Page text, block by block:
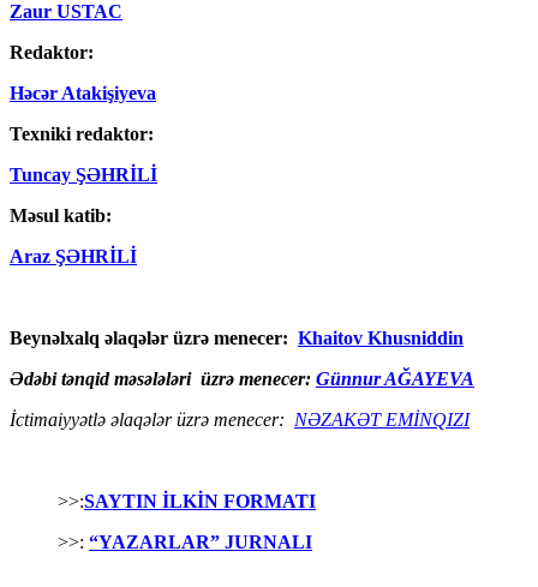
Zaur USTAC
Redaktor:
Həcər Atakişiyeva
Texniki redaktor:
Tuncay ŞƏHRİLİ
Məsul katib:
Araz ŞƏHRİLİ
Beynəlxalq əlaqələr üzrə menecer: Khaitov Khusniddin
Ədəbi tənqid məsələləri üzrə menecer: Günnur AĞAYEVA
İctimaiyyətlə əlaqələr üzrə menecer: NƏZAKƏT EMİNQIZI
>>:SAYTIN İLKİN FORMATI
>>: “YAZARLAR” JURNALI